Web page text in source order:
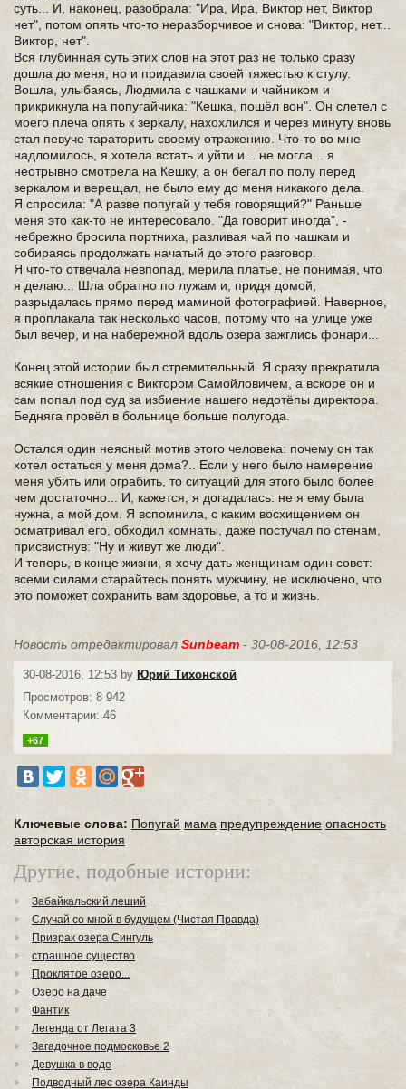
суть... И, наконец, разобрала: "Ира, Ира, Виктор нет, Виктор
нет", потом опять что-то неразборчивое и снова: "Виктор, нет...
Виктор, нет".
Вся глубинная суть этих слов на этот раз не только сразу
дошла до меня, но и придавила своей тяжестью к стулу.
Вошла, улыбаясь, Людмила с чашками и чайником и
прикрикнула на попугайчика: "Кешка, пошёл вон". Он слетел с
моего плеча опять к зеркалу, нахохлился и через минуту вновь
стал певуче тараторить своему отражению. Что-то во мне
надломилось, я хотела встать и уйти и... не могла... я
неотрывно смотрела на Кешку, а он бегал по полу перед
зеркалом и верещал, не было ему до меня никакого дела.
Я спросила: "А разве попугай у тебя говорящий?" Раньше
меня это как-то не интересовало. "Да говорит иногда", -
небрежно бросила портниха, разливая чай по чашкам и
собираясь продолжать начатый до этого разговор.
Я что-то отвечала невпопад, мерила платье, не понимая, что
я делаю... Шла обратно по лужам и, придя домой,
разрыдалась прямо перед маминой фотографией. Наверное,
я проплакала так несколько часов, потому что на улице уже
был вечер, и на набережной вдоль озера зажглись фонари...
Конец этой истории был стремительный. Я сразу прекратила
всякие отношения с Виктором Самойловичем, а вскоре он и
сам попал под суд за избиение нашего недотёпы директора.
Бедняга провёл в больнице больше полугода.
Остался один неясный мотив этого человека: почему он так
хотел остаться у меня дома?.. Если у него было намерение
меня убить или ограбить, то ситуаций для этого было более
чем достаточно... И, кажется, я догадалась: не я ему была
нужна, а мой дом. Я вспомнила, с каким восхищением он
осматривал его, обходил комнаты, даже постучал по стенам,
присвистнув: "Ну и живут же люди".
И теперь, в конце жизни, я хочу дать женщинам один совет:
всеми силами старайтесь понять мужчину, не исключено, что
это поможет сохранить вам здоровье, а то и жизнь.
Новость отредактировал Sunbeam - 30-08-2016, 12:53
30-08-2016, 12:53 by Юрий Тихонской
Просмотров: 8 942
Комментарии: 46
+67
Ключевые слова: Попугай мама предупреждение опасность
авторская история
Другие, подобные истории:
Забайкальский леший
Случай со мной в будущем (Чистая Правда)
Призрак озера Сингуль
страшное существо
Проклятое озеро...
Озеро на даче
Фантик
Легенда от Легата 3
Загадочное подмосковье 2
Девушка в воде
Подводный лес озера Каинды